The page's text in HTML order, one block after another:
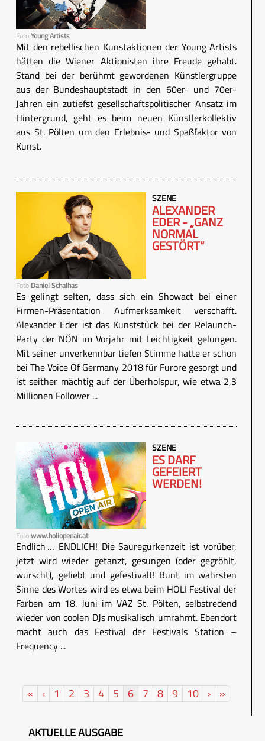
FotoYoung Artists
Mit den rebellischen Kunstaktionen der Young Artists
hätten die Wiener Aktionisten ihre Freude gehabt.
Stand bei der berühmt gewordenen Künstlergruppe
aus der Bundeshauptstadt in den 60er- und 70er-
Jahren ein zutiefst gesellschaftspolitischer Ansatz im
Hintergrund, geht es beim neuen Künstlerkollektiv
aus St. Pölten um den Erlebnis- und Spaßfaktor von
Kunst.
Foto Daniel Schalhas
SZENE
ALEXANDER
EDER - „GANZ
NORMAL
GESTÖRT“
Es gelingt selten, dass sich ein Showact bei einer
Firmen-Präsentation Aufmerksamkeit verschafft.
Alexander Eder ist das Kunststück bei der Relaunch-
Party der NÖN im Vorjahr mit Leichtigkeit gelungen.
Mit seiner unverkennbar tiefen Stimme hatte er schon
bei The Voice Of Germany 2018 für Furore gesorgt und
ist seither mächtig auf der Überholspur, wie etwa 2,3
Millionen Follower ...
Fotowww.holiopenair.at
SZENE
ES DARF
GEFEIERT
WERDEN!
Endlich … ENDLICH! Die Sauregurkenzeit ist vorüber,
jetzt wird wieder getanzt, gesungen (oder gegröhlt,
wurscht), geliebt und gefestivalt! Bunt im wahrsten
Sinne des Wortes wird es etwa beim HOLI Festival der
Farben am 18. Juni im VAZ St. Pölten, selbstredend
wieder von coolen DJs musikalisch umrahmt. Ebendort
macht auch das Festival der Festivals Station –
Frequency ...
« ‹ 1 2 3 4 5 6 7 8 9 10 › »
AKTUELLE AUSGABE